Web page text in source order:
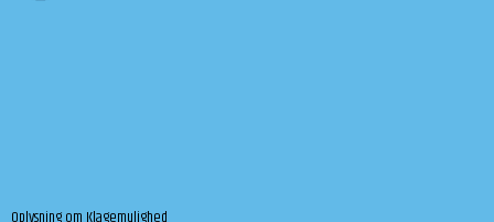
Oplysning om Klagemulighed